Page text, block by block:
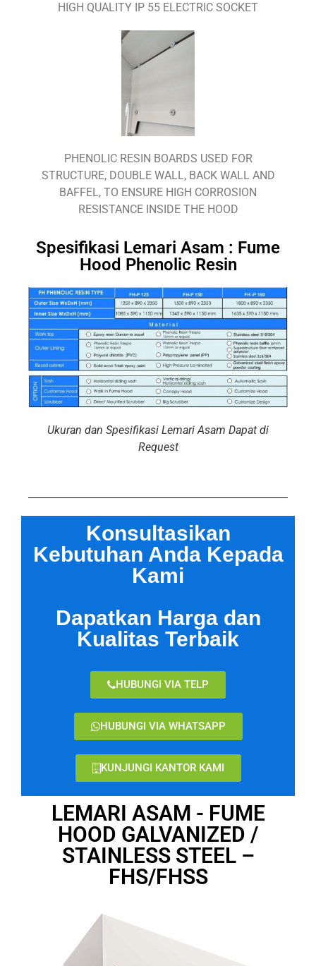
HIGH QUALITY IP 55 ELECTRIC SOCKET
PHENOLIC RESIN BOARDS USED FOR
STRUCTURE, DOUBLE WALL, BACK WALL AND
BAFFEL, TO ENSURE HIGH CORROSION
RESISTANCE INSIDE THE HOOD
Spesifikasi Lemari Asam : Fume
Hood Phenolic Resin
Ukuran dan Spesifikasi Lemari Asam Dapat di
Request
Konsultasikan
Kebutuhan Anda Kepada
Kami
Dapatkan Harga dan
Kualitas Terbaik
HUBUNGI VIA TELP
HUBUNGI VIA WHATSAPP
KUNJUNGI KANTOR KAMI
LEMARI ASAM - FUME
HOOD GALVANIZED /
STAINLESS STEEL –
FHS/FHSS